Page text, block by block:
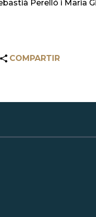
Perelló i Maria
COMPARTIR